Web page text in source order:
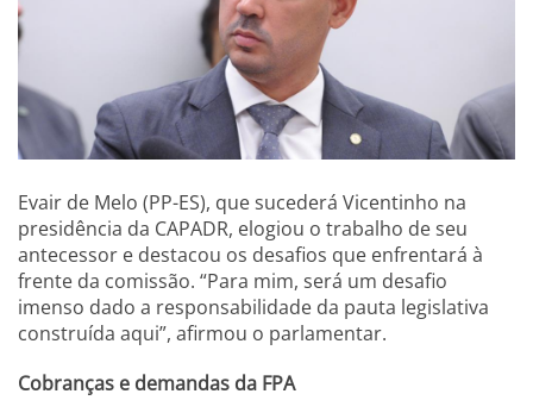
Evair de Melo (PP-ES), que sucederá Vicentinho na
presidência da CAPADR, elogiou o trabalho de seu
antecessor e destacou os desafios que enfrentará à
frente da comissão. “Para mim, será um desafio
imenso dado a responsabilidade da pauta legislativa
construída aqui”, afirmou o parlamentar.
Cobranças e demandas da FPA